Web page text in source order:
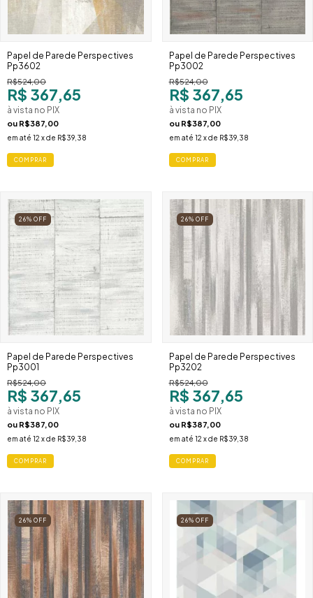
Papel de Parede Perspectives
Pp3602
R$524,00
R$ 367,65
à vista no PIX
ou R$387,00
em até 12 x de R$39,38
COMPRAR
Papel de Parede Perspectives
Pp3002
R$524,00
R$ 367,65
à vista no PIX
ou R$387,00
em até 12 x de R$39,38
COMPRAR
26% OFF
Papel de Parede Perspectives
Pp3001
R$524,00
R$ 367,65
à vista no PIX
ou R$387,00
em até 12 x de R$39,38
COMPRAR
26% OFF
Papel de Parede Perspectives
Pp3202
R$524,00
R$ 367,65
à vista no PIX
ou R$387,00
em até 12 x de R$39,38
COMPRAR
26% OFF 26% OFF